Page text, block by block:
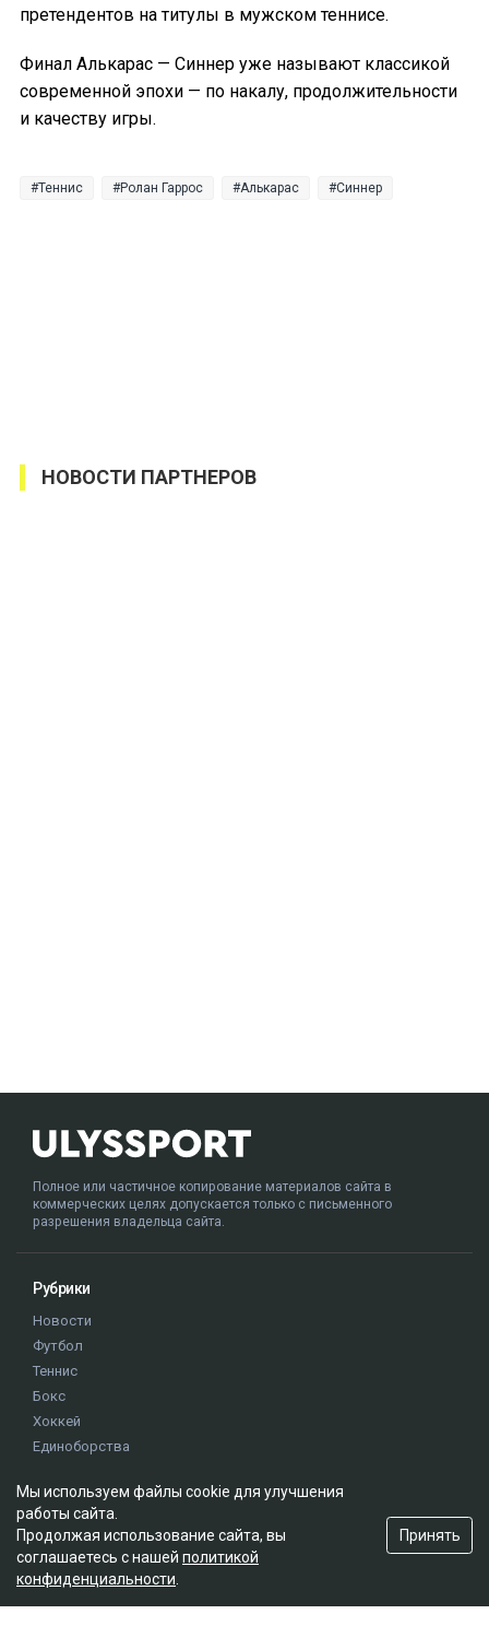
претендентов на титулы в мужском теннисе.
Финал Алькарас — Синнер уже называют классикой
современной эпохи — по накалу, продолжительности
и качеству игры.
Теннис Ролан Гаррос Алькарас Синнер
НОВОСТИ ПАРТНЕРОВ
Полное или частичное копирование материалов сайта в
коммерческих целях допускается только с письменного
разрешения владельца сайта.
Рубрики
Новости
Футбол
Теннис
Бокс
Хоккей
Единоборства
Олимпиада
Редакция
О проекте
Мы используем файлы cookie для улучшения
работы сайта.
Продолжая использование сайта, вы
соглашаетесь с нашей политикой
конфиденциальности
Принять